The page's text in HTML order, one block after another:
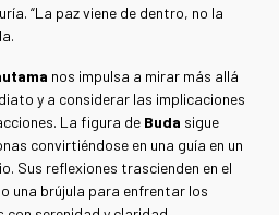
“La paz viene de dentro, no la
nos impulsa a mirar más allá
y a considerar las implicaciones
La figura de Buda sigue
convirtiéndose en una guía en un
Sus reflexiones trascienden en el
una brújula para enfrentar los